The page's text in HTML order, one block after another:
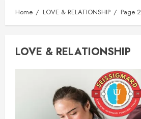
Home LOVE & RELATIONSHIP Page 2
LOVE & RELATIONSHIP